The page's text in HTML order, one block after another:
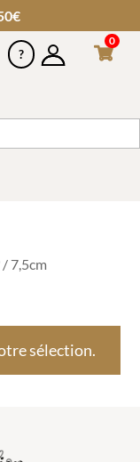
0
/ 7,5cm
sélection.